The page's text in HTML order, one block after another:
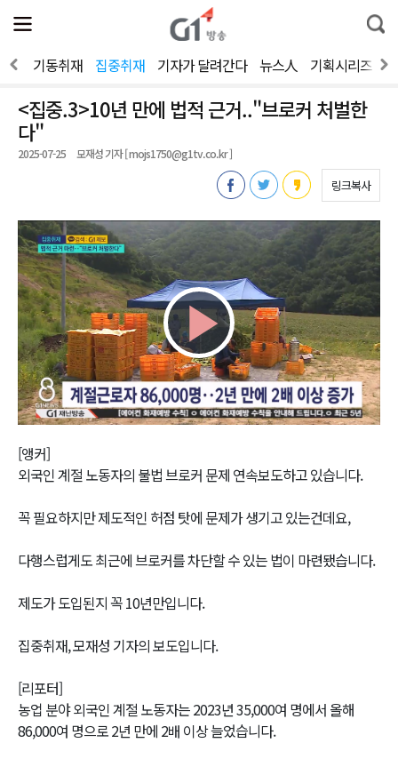
전
체
뉴
열
통
합
색
스 기동취재 집중취재 기자가 달려간다 뉴스人 기획시리즈
<집중.3>10년 만에 법적 근거.."브로커 처벌한
다"
2025-07-25 모재성 기자 [ mojs1750@g1tv.co.kr ]
링크복사
Play
Video
[앵커]
외국인 계절 노동자의 불법 브로커 문제 연속보도하고 있습니다.
꼭 필요하지만 제도적인 허점 탓에 문제가 생기고 있는건데요,
다행스럽게도 최근에 브로커를 차단할 수 있는 법이 마련됐습니다.
제도가 도입된지 꼭 10년만입니다.
집중취재, 모재성 기자의 보도입니다.
[리포터]
농업 분야 외국인 계절 노동자는 2023년 35,000여 명에서 올해
86,000여 명으로 2년 만에 2배 이상 늘었습니다.